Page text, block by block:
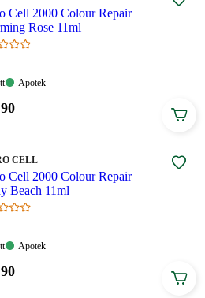
Cell 2000 Colour Repair
Rose 11ml
Apotek:
Apotek
:CELL
Cell 2000 Colour Repair
Beach 11ml
Apotek:
Apotek